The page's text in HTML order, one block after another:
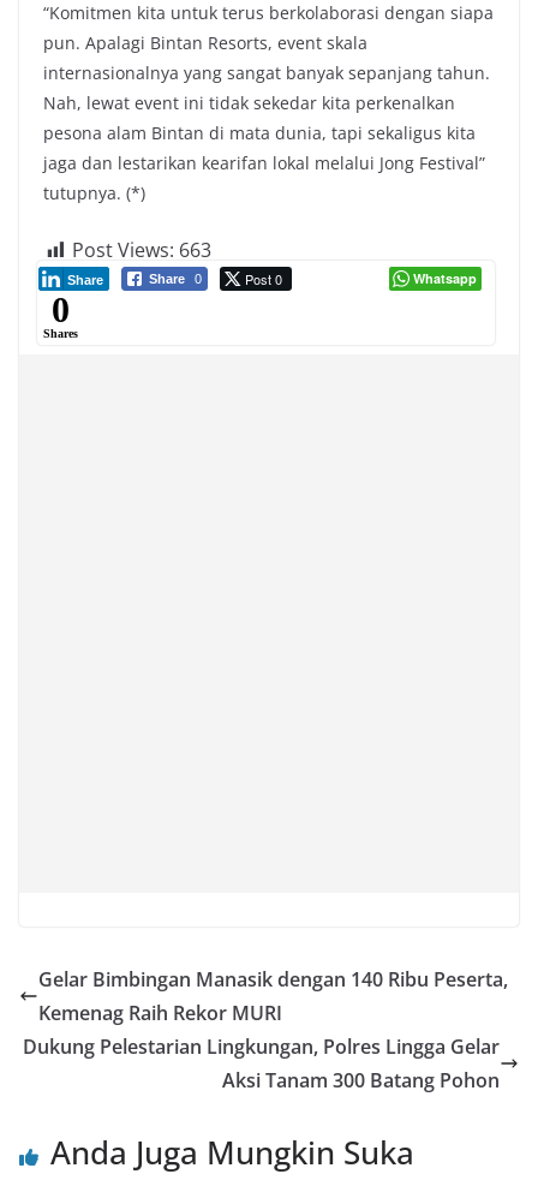
“Komitmen kita untuk terus berkolaborasi dengan siapa
pun. Apalagi Bintan Resorts, event skala
internasionalnya yang sangat banyak sepanjang tahun.
Nah, lewat event ini tidak sekedar kita perkenalkan
pesona alam Bintan di mata dunia, tapi sekaligus kita
jaga dan lestarikan kearifan lokal melalui Jong Festival”
tutupnya. (*)
Post Views: 663
Share 0 Post 0
Share Whatsapp
0
Shares
Gelar Bimbingan Manasik dengan 140 Ribu Peserta,
Kemenag Raih Rekor MURI
Dukung Pelestarian Lingkungan, Polres Lingga Gelar
Aksi Tanam 300 Batang Pohon
Anda Juga Mungkin Suka